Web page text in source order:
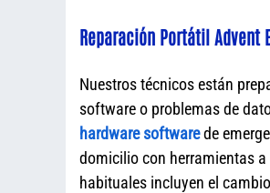
Reparación Portátil Advent
Nuestros técnicos están
software o problemas de
hardware softwarede
domicilio con herramientas
habituales incluyen el